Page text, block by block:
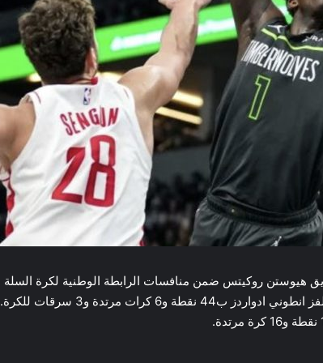
تيمبروولفز​ 113 – 104 على فريق هيوستن روكيتس ضمن منافسات الرابطة الوطنية لكرة السلة
الأميركية. كان افضل مسجل في المباراة لاعب وولفز انطوني ادواردز ب44 نقطة و6 كرات مرتدة و3 سرقات للكرة.